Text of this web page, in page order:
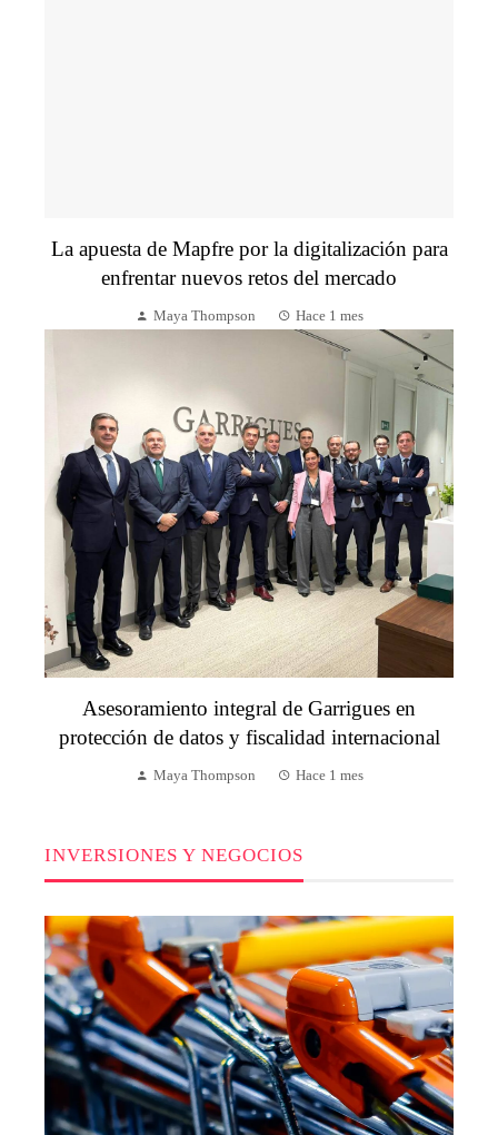
La apuesta de Mapfre por la digitalización para
enfrentar nuevos retos del mercado
Maya Thompson Hace 1 mes
Asesoramiento integral de Garrigues en
protección de datos y fiscalidad internacional
Maya Thompson Hace 1 mes
INVERSIONES Y NEGOCIOS